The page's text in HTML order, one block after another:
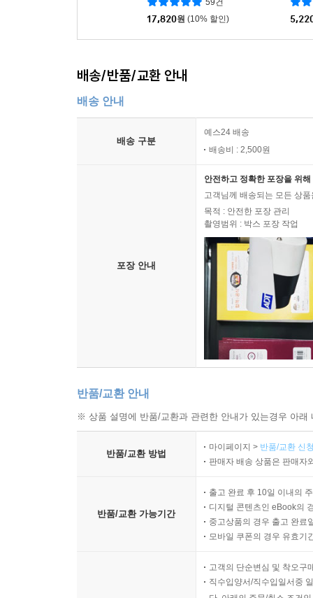
17,820원 (10% 할인)
배송/반품/교환 안내
배송 안내
배송 구분
예스24 배송
배송비 : 2,500원
포장 안내
안전하고 정확한 포장을 위
고객님께 배송되는 모든 상
목적 : 안전한 포장 관리
촬영범위 : 박스 포장 작업
반품/교환 안내
※ 상품 설명에 반품/교환과 관련한 안내가 있는경우 아
반품/교환 방법
마이페이지 > 반품/교환 신
판매자 배송 상품은 판매자
반품/교환 가능기간
출고 완료 후 10일 이내의
디지털 콘텐츠인 eBook의
중고상품의 경우 출고 완료
모바일 쿠폰의 경우 유효기
고객의 단순변심 및 착오구
직수입양서/직수입일서중